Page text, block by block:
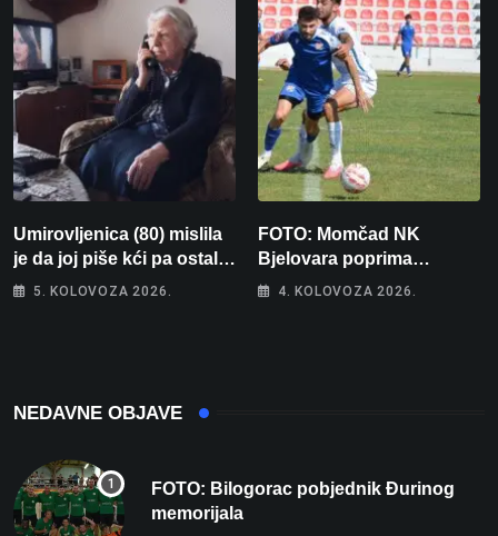
Umirovljenica (80) mislila
je da joj piše kći pa ostala
bez 1000 eura
5. KOLOVOZA 2026.
FOTO: Momčad NK
Bjelovara poprima
jesenski izgled
4. KOLOVOZA 2026.
NEDAVNE OBJAVE
FOTO: Bilogorac pobjednik Đurinog
memorijala